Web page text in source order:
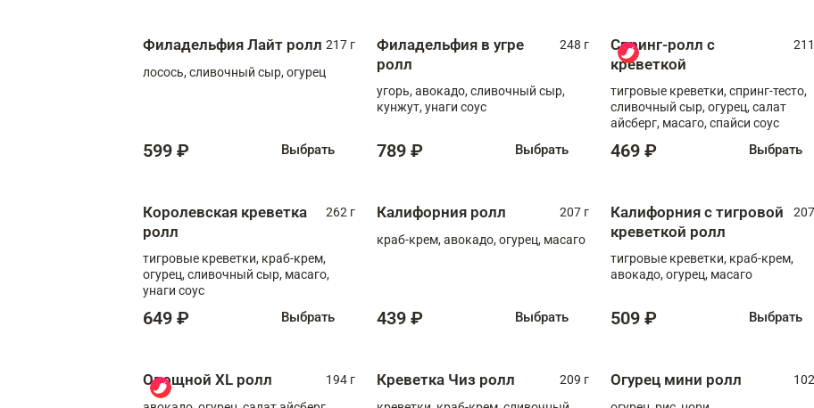
Филадельфия Лайт ролл 217 г
лосось, сливочный сыр, огурец
599 ₽ Выбрать
Филадельфия в угре
ролл
248 г
угорь, авокадо, сливочный сыр,
кунжут, унаги соус
789 ₽ Выбрать
Спринг-ролл с
креветкой
тигровые креветки, спринг-тесто,
сливочный сыр, огурец, салат
айсберг, масаго, спайси соус
469 ₽ Выбрать
Королевская креветка
ролл
262 г
тигровые креветки, краб-крем,
огурец, сливочный сыр, масаго,
унаги соус
649 ₽ Выбрать
Калифорния ролл
207 г
краб-крем, авокадо, огурец, масаго
439 ₽ Выбрать
Калифорния с тигровой
креветкой ролл
тигровые креветки, краб-крем,
авокадо, огурец, масаго
509 ₽ Выбрать
Овощной XL ролл
194 г
Креветка Чиз ролл
209 г
Огурец мини ролл